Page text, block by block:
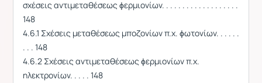
σχέσεις αντιμεταθέσεως ϕερμιονίων. . . . . . . . . . . . . . . . . . .
148
4.6.1 Σχέσεις μεταθέσεως μποζονίων π.χ. ϕωτονίων. . . . . .
. . . 148
4.6.2 Σχέσεις αντιμεταθέσεως ϕερμιονίων π.χ.
ηλεκτρονίων. . . . . 148